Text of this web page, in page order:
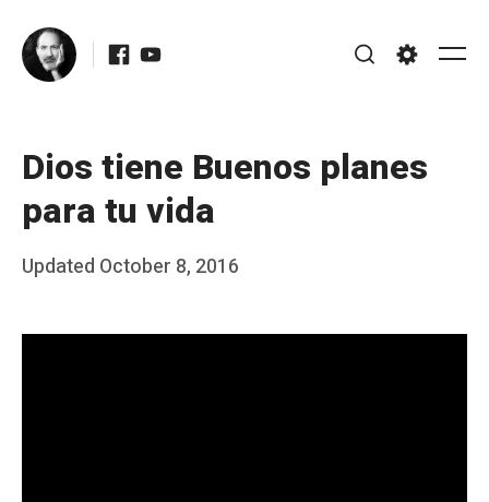
content
Facebook
Youtube
Dios tiene Buenos planes
para tu vida
Posted
Updated October 8, 2016
b